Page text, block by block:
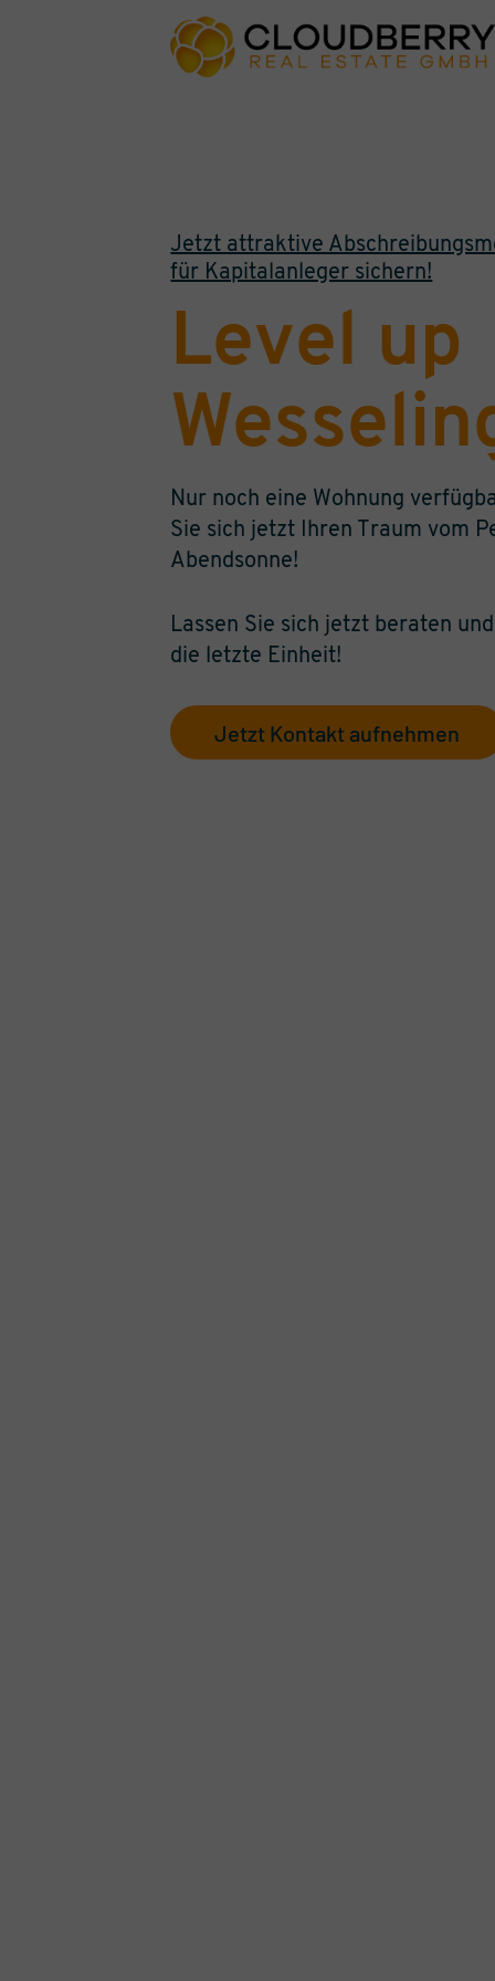
Jetzt attraktive
für Kapitalanleger sichern!
Level up
Nur noch eine Wohnung
Sie sich jetzt Ihren Traum vom
Abendsonne!
Lassen Sie sich jetzt beraten
die letzte Einheit!
Jetzt Kontakt aufnehmen